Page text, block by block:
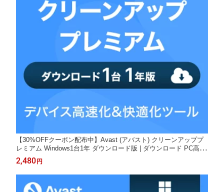
【30%OFFクーポン配布中】Avast (アバスト) クリーンアッププ
レミアム Windows1台1年 ダウンロード版 | ダウンロード PC高速
化 高速化ソフト 最適化ソフト キャッシュ削除 個人情報保護 レジ
ストリクリーナー デバイス快適 送料無料 パソコン スマホ PC mi
crosoft
2,480 円